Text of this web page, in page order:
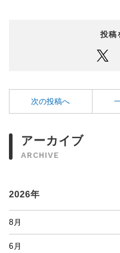
投稿
次の投稿へ
アーカイブ
ARCHIVE
2026年
8月
6月